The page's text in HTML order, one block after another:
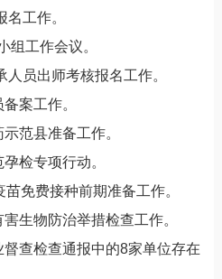
工作。
组工作会议。
员出师考核报名工作。
案工作。
范县准备工作。
检专项行动。
免费接种前期准备工作。
生物防治举措检查工作。
查检查通报中的8家单位存在